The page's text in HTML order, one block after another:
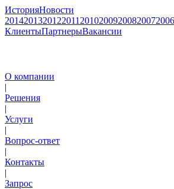
ИсторияНовости
2014201320122011 20102009200820072006
КлиентыПартнерыВакансии
О компании
|
Решения
|
Услуги
|
Вопрос-ответ
|
Контакты
|
Запрос